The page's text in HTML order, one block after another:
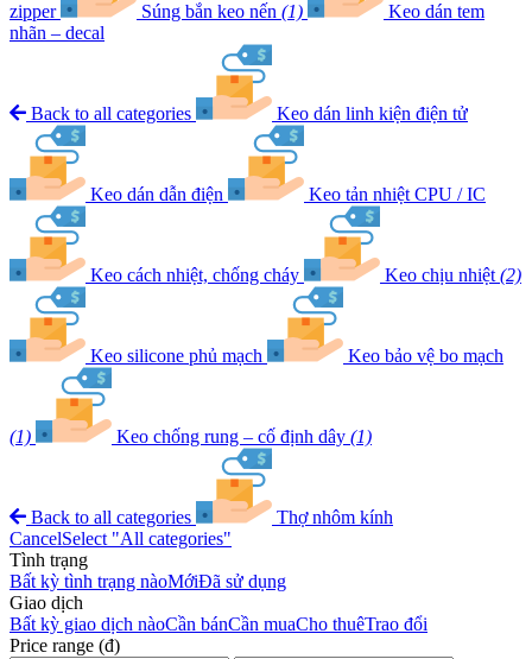
zipper Súng bắn keo nến (1)
Keo dán tem
nhãn – decal
Back to all categories Keo dán linh kiện điện tử
Keo dán dẫn điện Keo tản nhiệt CPU / IC
Keo cách nhiệt, chống cháy Keo chịu nhiệt (2)
Keo silicone phủ mạch Keo bảo vệ bo mạch
(1) Keo chống rung – cố định dây (1)
Back to all categories
Thợ nhôm kính
CancelSelect "All categories"
Tình trạng
Bất kỳ tình trạng nàoMớiĐã sử dụng
Giao dịch
Bất kỳ giao dịch nàoCần bánCần muaCho thuêTrao đổi
Price range (đ)